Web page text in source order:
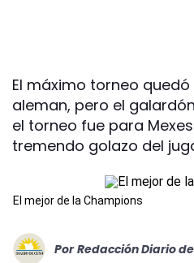
El máximo torneo
aleman, pero el
el torneo fue para
tremendo golazo del
El mejor de la Champions
Por Redacción Diario